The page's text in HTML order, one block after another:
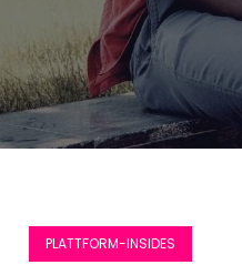
PLATTFORM-INSIDES